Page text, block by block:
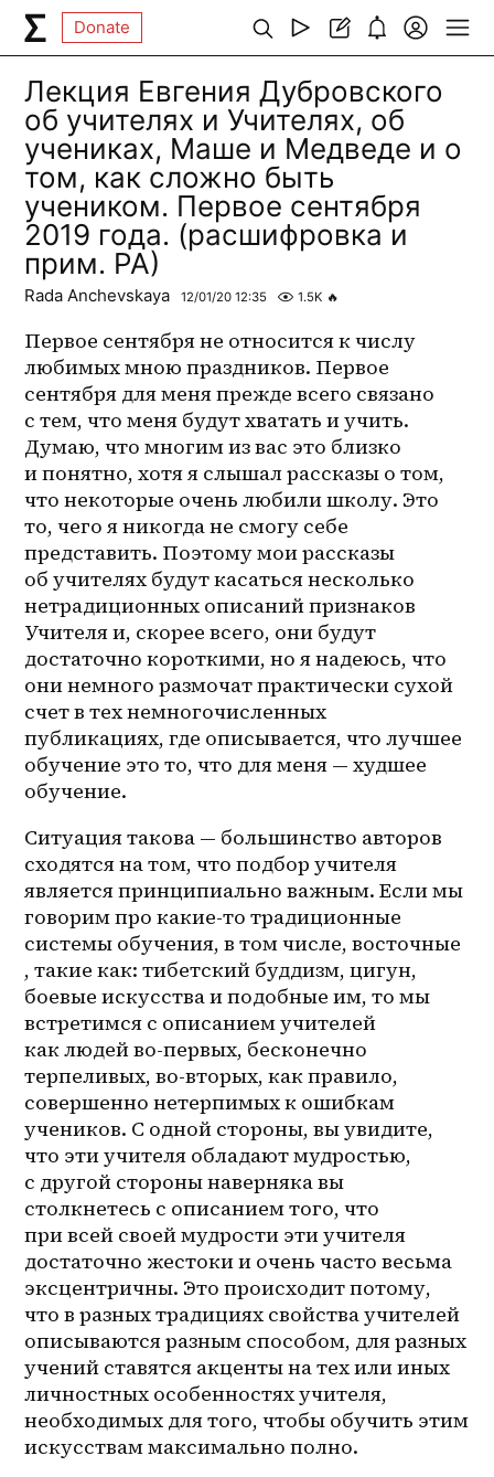
Donate
Лекция Евгения Дубровского
об учителях и Учителях, об
учениках, Маше и Медведе и о
том, как сложно быть
учеником. Первое сентября
2019 года. (расшифровка и
прим. РА)
Rada Anchevskaya 12/01/20 12:35 1.5K 🔥
Первое сентября не относится к числу
любимых мною праздников. Первое
сентября для меня прежде всего связано
с тем, что меня будут хватать и учить.
Думаю, что многим из вас это близко
и понятно, хотя я слышал рассказы о том,
что некоторые очень любили школу. Это
то, чего я никогда не смогу себе
представить. Поэтому мои рассказы
об учителях будут касаться несколько
нетрадиционных описаний признаков
Учителя и, скорее всего, они будут
достаточно короткими, но я надеюсь, что
они немного размочат практически сухой
счет в тех немногочисленных
публикациях, где описывается, что лучшее
обучение это то, что для меня — худшее
обучение.
Ситуация такова — большинство авторов
сходятся на том, что подбор учителя
является принципиально важным. Если мы
говорим про какие-то традиционные
системы обучения, в том числе, восточные
, такие как: тибетский буддизм, цигун,
боевые искусства и подобные им, то мы
встретимся с описанием учителей
как людей во-первых, бесконечно
терпеливых, во-вторых, как правило,
совершенно нетерпимых к ошибкам
учеников. С одной стороны, вы увидите,
что эти учителя обладают мудростью,
с другой стороны наверняка вы
столкнетесь с описанием того, что
при всей своей мудрости эти учителя
достаточно жестоки и очень часто весьма
эксцентричны. Это происходит потому,
что в разных традициях свойства учителей
описываются разным способом, для разных
учений ставятся акценты на тех или иных
личностных особенностях учителя,
необходимых для того, чтобы обучить этим
искусствам максимально полно.